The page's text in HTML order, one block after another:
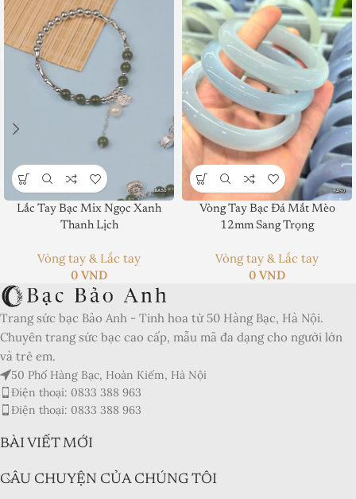
Product SKU:
Product Brand:
Product Currency:
Price Valid Until:
Product In-Stock:
Xếp hạng của biên tập viên:
5
Lắc Tay Bạc Mix Ngọc Xanh
Thanh Lịch
Vòng tay & Lắc tay
0 VND
Vòng Tay Bạc Đá Mắt Mèo
12mm Sang Trọng
Vòng tay & Lắc tay
0 VND
Trang sức bạc Bảo Anh - Tinh hoa từ 50 Hàng Bạc, Hà Nội.
Chuyên trang sức bạc cao cấp, mẫu mã đa dạng cho người lớn
và trẻ em.
50 Phố Hàng Bạc, Hoàn Kiếm, Hà Nội
Điện thoại: 0833 388 963
Điện thoại: 0833 388 963
BÀI VIẾT MỚI
CÂU CHUYỆN CỦA CHÚNG TÔI